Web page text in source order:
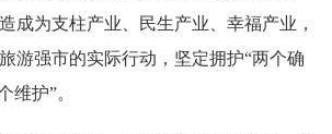
成为支柱产业、民生产业、幸福产业，
游强市的实际行动，坚定拥护“两个确
维护”。